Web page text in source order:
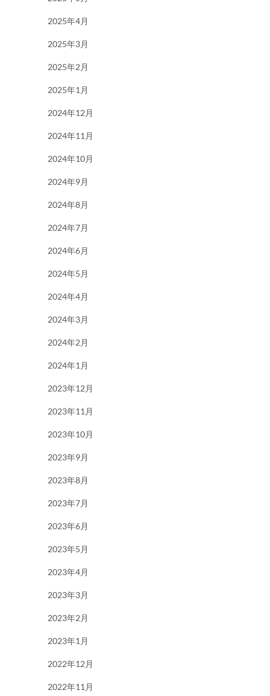
2025年4月
2025年3月
2025年2月
2025年1月
2024年12月
2024年11月
2024年10月
2024年9月
2024年8月
2024年7月
2024年6月
2024年5月
2024年4月
2024年3月
2024年2月
2024年1月
2023年12月
2023年11月
2023年10月
2023年9月
2023年8月
2023年7月
2023年6月
2023年5月
2023年4月
2023年3月
2023年2月
2023年1月
2022年12月
2022年11月